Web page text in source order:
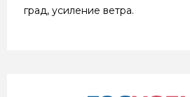
град, усиление ветра.